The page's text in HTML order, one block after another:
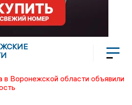
в Воронежской области объявили